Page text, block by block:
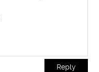
Reply